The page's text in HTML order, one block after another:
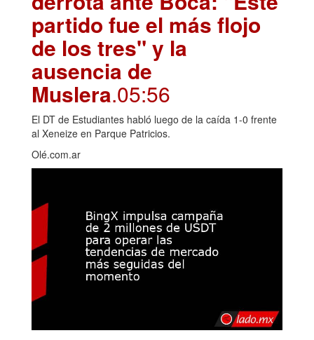
partido fue el más flojo
de los tres" y la
ausencia de
Muslera.05:56
El DT de Estudiantes habló luego de la caída 1-0 frente
al Xeneize en Parque Patricios.
Olé.com.ar